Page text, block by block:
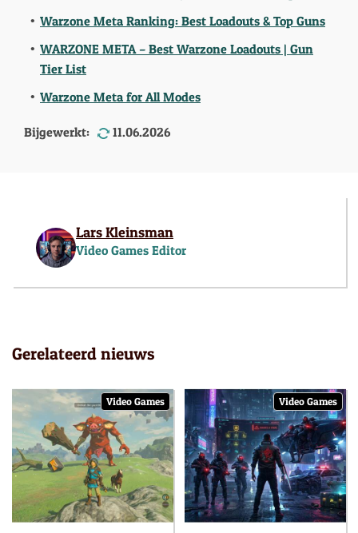
Warzone Meta Ranking: Best Loadouts & Top Guns
WARZONE META – Best Warzone Loadouts | Gun
Tier List
Warzone Meta for All Modes
Bijgewerkt: 11.06.2026
Lars Kleinsman
Video Games Editor
Gerelateerd nieuws
Video Games Video Games